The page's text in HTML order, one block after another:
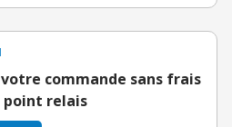
commande sans frais
point relais